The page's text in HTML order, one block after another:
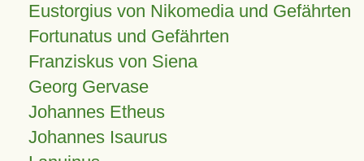
Eustorgius von Nikomedia und Gefährten
Fortunatus und Gefährten
Franziskus von Siena
Georg Gervase
Johannes Etheus
Johannes Isaurus